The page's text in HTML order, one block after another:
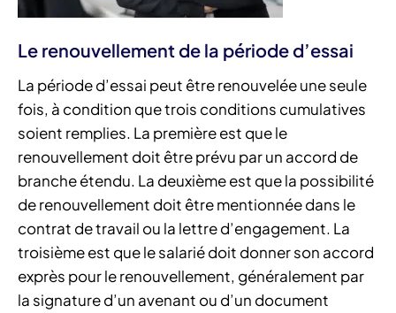
Le renouvellement de la période d’essai
La période d’essai peut être renouvelée une seule
fois, à condition que trois conditions cumulatives
soient remplies. La première est que le
renouvellement doit être prévu par un accord de
branche étendu. La deuxième est que la possibilité
de renouvellement doit être mentionnée dans le
contrat de travail ou la lettre d’engagement. La
troisième est que le salarié doit donner son accord
exprès pour le renouvellement, généralement par
la signature d’un avenant ou d’un document